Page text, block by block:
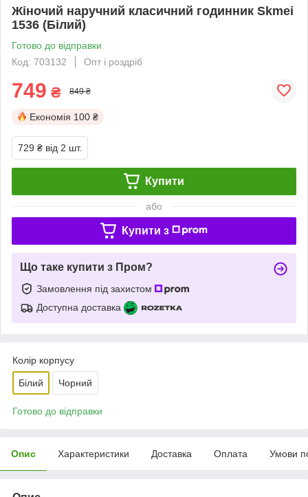
Жіночий наручний класичний годинник Skmei
1536 (Білий)
Готово до відправки
Код: 703132
Опт і роздріб
749 ₴ 849 ₴
Економія 100 ₴
729 ₴ від 2 шт.
Купити
або
Купити з
Що таке купити з Пром?
Замовлення під захистом
Доступна доставка
Колір корпусу
Білий Чорний
Готово до відправки
Опис Характеристики Доставка Оплата Умови